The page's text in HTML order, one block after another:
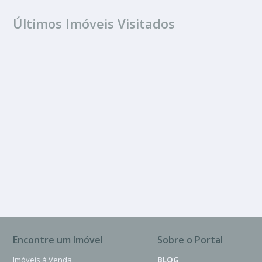
Últimos Imóveis Visitados
Encontre um Imóvel
Imóveis à Venda
Sobre o Portal
BLOG